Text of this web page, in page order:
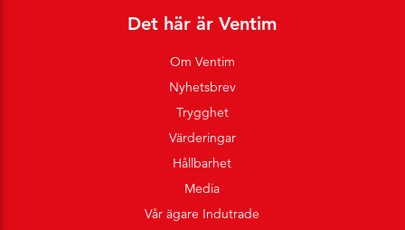
Det här är Ventim
Om Ventim
Nyhetsbrev
Trygghet
Värderingar
Hållbarhet
Media
Vår ägare Indutrade